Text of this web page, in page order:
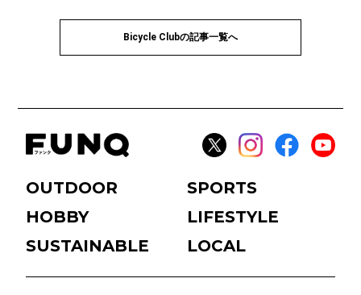
Bicycle Clubの記事一覧へ
OUTDOOR
SPORTS
HOBBY
LIFESTYLE
SUSTAINABLE
LOCAL